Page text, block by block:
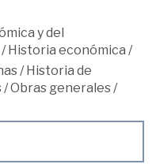
y del
/Historia económica /
/Historia de
/Obras generales/